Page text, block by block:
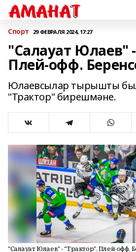
Спорт 29 ФЕВРАЛЯ 2024, 17:27
"Салауат Юлаев"
Плей-офф.
Юлаевсылар тырышты
"Трактор" бирешмәне.
"Салауат Юлаев" - "Трактор". Плей-офф.